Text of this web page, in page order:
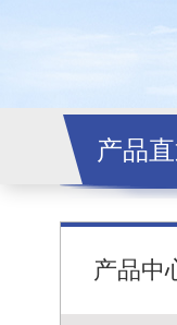
产品
产品中